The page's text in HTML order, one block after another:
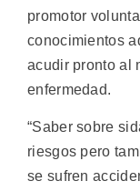
promotor
conocimientos
acudir pronto al
enfermedad.
“Saber sobre
riesgos pero
se sufren